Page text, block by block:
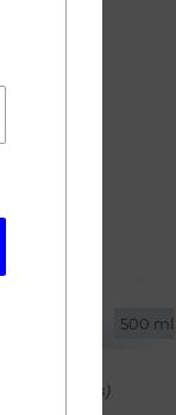
500 ml
(4 avis)